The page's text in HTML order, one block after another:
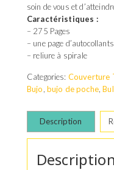
soin de vous et
Caractéristiques :
– 275 Pages
– une page d’autocollants
– reliure à spirale
Categories: Couverture
Bujo bujo de poche,
Description
Description